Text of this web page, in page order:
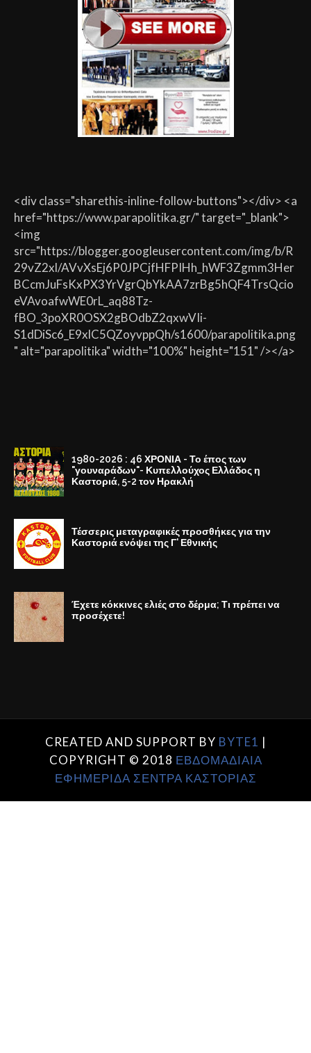
<div class="sharethis-inline-follow-buttons"></div> <a
href="https://www.parapolitika.gr/" target="_blank">
<img
src="https://blogger.googleusercontent.com/img/b/R
29vZ2xl/AVvXsEj6P0JPCjfHFPIHh_hWF3Zgmm3Her
BCcmJuFsKxPX3YrVgrQbYkAA7zrBg5hQF4TrsQcio
eVAvoafwWE0rL_aq88Tz-
fBO_3poXR0OSX2gBOdbZ2qxwVIi-
S1dDiSc6_E9xlC5QZoyvppQh/s1600/parapolitika.png
" alt="parapolitika" width="100%" height="151" /></a>
1980-2026 : 46 ΧΡΟΝΙΑ - Το έπος των
"γουναράδων"- Κυπελλούχος Ελλάδος η
Καστοριά, 5-2 τον Ηρακλή
Τέσσερις μεταγραφικές προσθήκες για την
Καστοριά ενόψει της Γ' Εθνικής
Έχετε κόκκινες ελιές στο δέρμα; Τι πρέπει να
προσέχετε!
CREATED AND SUPPORT BY BYTE1 |
COPYRIGHT © 2018 ΕΒΔΟΜΑΔΙΑΙΑ
ΕΦΗΜΕΡΙΔΑ ΣΕΝΤΡΑ ΚΑΣΤΟΡΙΑΣ